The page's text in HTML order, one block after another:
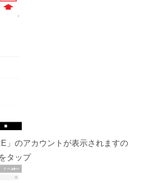
」のアカウントが表示されますの
タップ